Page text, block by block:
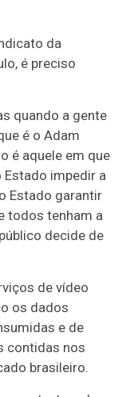
da
é preciso
quando a gente
é o Adam
é aquele em que
Estado impedir a
Estado garantir
todos tenham a
decide de
de vídeo
os dados
e de
contidas nos
brasileiro.